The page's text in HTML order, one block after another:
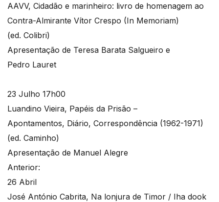
AAVV, Cidadão e marinheiro: livro de homenagem ao
Contra-Almirante Vítor Crespo (In Memoriam)
(ed. Colibri)
Apresentação de Teresa Barata Salgueiro e
Pedro Lauret
23 Julho 17h00
Luandino Vieira, Papéis da Prisão –
Apontamentos, Diário, Correspondência (1962-1971)
(ed. Caminho)
Apresentação de Manuel Alegre
Anterior:
26 Abril
José António Cabrita, Na lonjura de Timor / Iha dook